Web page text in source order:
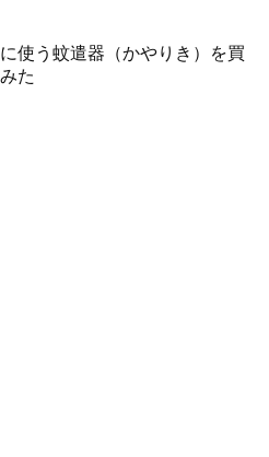
使う蚊遣器（かやりき）を買
た